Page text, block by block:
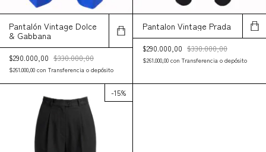
Pantalón Vintage Dolce
& Gabbana
$290.000,00 $330.000,00
$261.000,00 con Transferencia o depósito
Pantalon Vintage Prada
$290.000,00 $330.000,00
$261.000,00 con Transferencia o depósito
-15%